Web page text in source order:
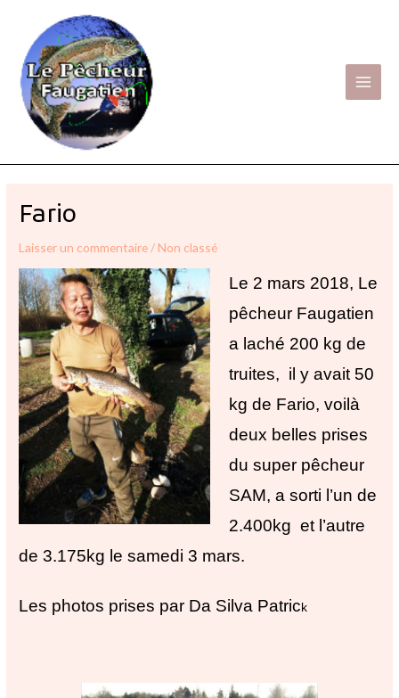
contenu
Fario
Laisser un commentaire/ Non classé
Le 2 mars 2018, Le
pêcheur Faugatien
a laché 200 kg de
truites, il y avait 50
kg de Fario, voilà
deux belles prises
du super pêcheur
SAM, a sorti l’un de
2.400kg et l’autre
de 3.175kg le samedi 3 mars.
Les photos prises par Da Silva Patric k
articles